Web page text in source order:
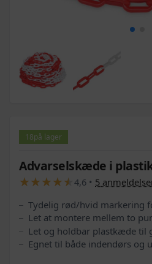
18på lager
Advarselskæde i
★
★★
★★
★★
★★
★ 4,6 • 5
Tydelig rød/hvid markering
Let at montere mellem to
Let og holdbar plastkæde til
Egnet til både indendørs og